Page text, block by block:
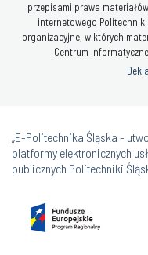
przepisami prawa
internetowego
organizacyjne, w których
Centrum
„E-Politechnika Śląska -
platformy elektronicznych
publicznych Politechniki